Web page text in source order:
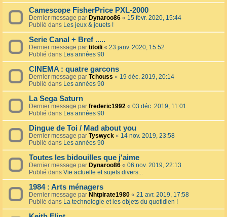
Camescope FisherPrice PXL-2000
Dernier message par Dynaroo86 « 15 févr. 2020, 15:44
Publié dans Les jeux & jouets !
Serie Canal + Bref .....
Dernier message par titoili « 23 janv. 2020, 15:52
Publié dans Les années 90
CINEMA : quatre garcons
Dernier message par Tchouss « 19 déc. 2019, 20:14
Publié dans Les années 90
La Sega Saturn
Dernier message par frederic1992 « 03 déc. 2019, 11:01
Publié dans Les années 90
Dingue de Toi / Mad about you
Dernier message par Tyswyck « 14 nov. 2019, 23:58
Publié dans Les années 90
Toutes les bidouilles que j'aime
Dernier message par Dynaroo86 « 06 nov. 2019, 22:13
Publié dans Vie actuelle et sujets divers...
1984 : Arts ménagers
Dernier message par Nhtpirate1980 « 21 avr. 2019, 17:58
Publié dans La technologie et les objets du quotidien !